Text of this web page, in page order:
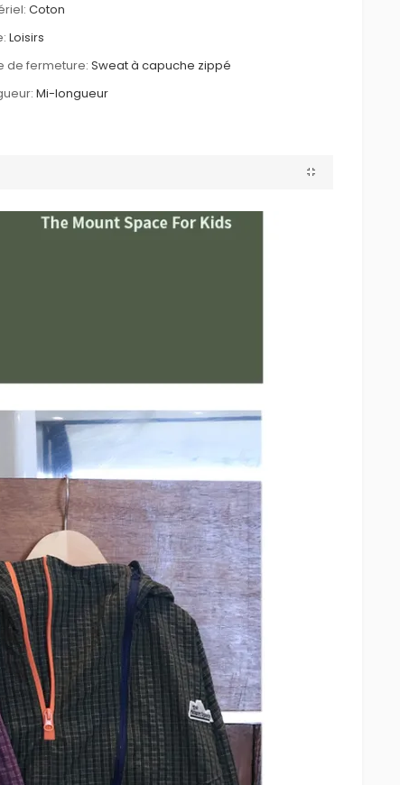
Coton
Loisirs
de fermeture: Sweat à capuche zippé
Mi-longueur